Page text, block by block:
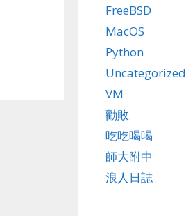
FreeBSD
MacOS
Python
Uncategorized
VM
勸敗
吃吃喝喝
師大附中
浪人日誌